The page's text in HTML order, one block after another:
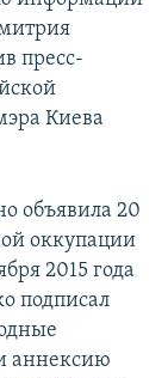
пресс-
Киева
объявила 20
оккупации
2015 года
подписал
аннексию